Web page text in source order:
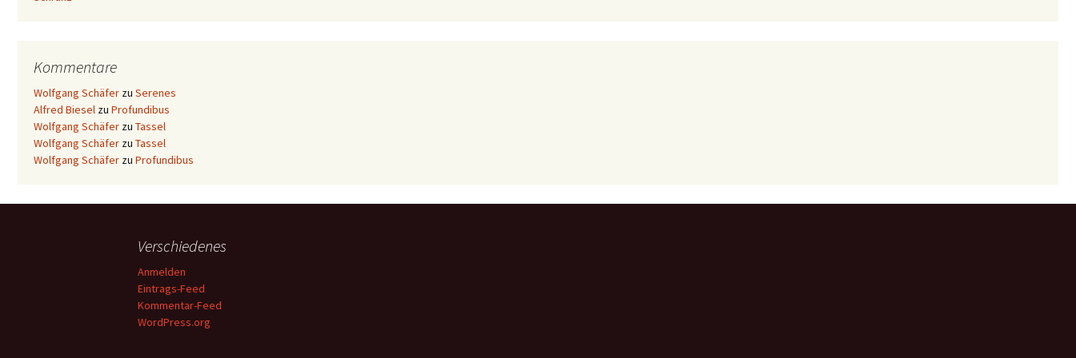
Kommentare
Wolfgang Schäfer zu Serenes
Alfred Biesel zu Profundibus
Wolfgang Schäfer zu Tassel
Wolfgang Schäfer zu Tassel
Wolfgang Schäfer zu Profundibus
Verschiedenes
Anmelden
Eintrags-Feed
Kommentar-Feed
WordPress.org